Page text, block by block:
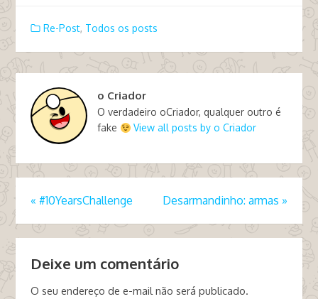
Re-Post, Todos os posts
o Criador
O verdadeiro oCriador, qualquer outro é
fake
View all posts by o Criador
« #10YearsChallenge Desarmandinho: armas »
Deixe um comentário
O seu endereço de e-mail não será publicado.